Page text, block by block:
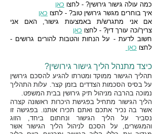
כמה עולה גישור גירושין? - לחצו כאן
איך בוחרים מגשר גירושין טוב? - לחצו כאן
אם אני מתגרש/ת באמצעות גישור, האם אני
צריך/כה עורך דין? - לחצו כאן
חשוב לדעת - על הנחות והטבות להורים גרושים -
לחצו כאן
כיצד מתנהל הליך גישור גירושין?
תהליך הגישור ממוקד ומטרתו להגיע להסכם גירושין
על בסיס הסכמות הצדדים בזמן קצר. עלות התהליך
נמוכה בהרבה מניהול תיק גירושין בבית המשפט.
הליך הגישור מתחיל בפגישת היכרות ראשונה קצרה
אשר בה נכיר אתכם ואתם תכירו אותנו. בפגישה זו
נסביר על הליך הגישור ונחתום ביחד, הזוג
והמגשרים, על הסכם לניהול הליך הגישור אשר